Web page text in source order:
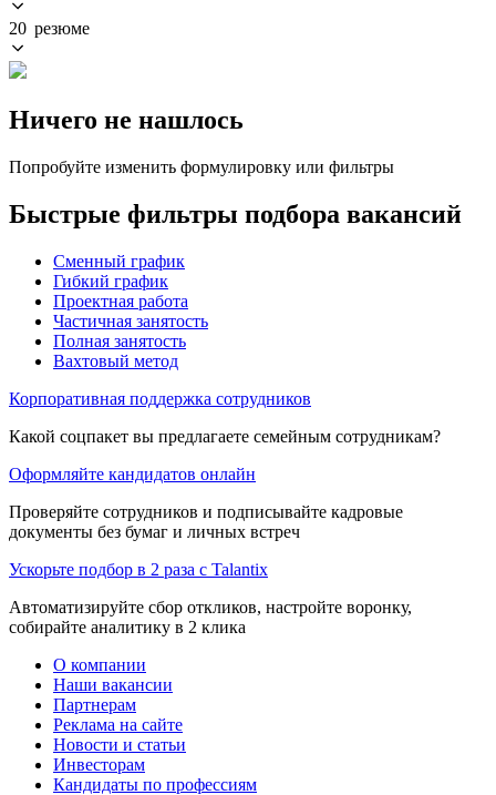
20 резюме
Ничего не нашлось
Попробуйте изменить формулировку или фильтры
Быстрые фильтры подбора вакансий
Сменный график
Гибкий график
Проектная работа
Частичная занятость
Полная занятость
Вахтовый метод
Корпоративная поддержка сотрудников
Какой соцпакет вы предлагаете семейным сотрудникам?
Оформляйте кандидатов онлайн
Проверяйте сотрудников и подписывайте кадровые
документы без бумаг и личных встреч
Ускорьте подбор в 2 раза с Talantix
Автоматизируйте сбор откликов, настройте воронку,
собирайте аналитику в 2 клика
О компании
Наши вакансии
Партнерам
Реклама на сайте
Новости и статьи
Инвесторам
Кандидаты по профессиям